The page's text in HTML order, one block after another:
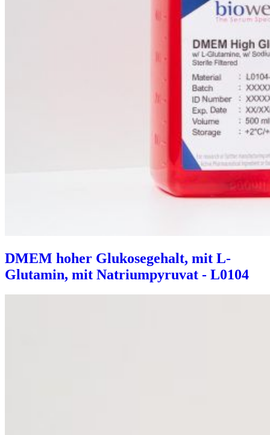
DMEM hoher Glukosegehalt, mit L-
Glutamin, mit Natriumpyruvat - L0104